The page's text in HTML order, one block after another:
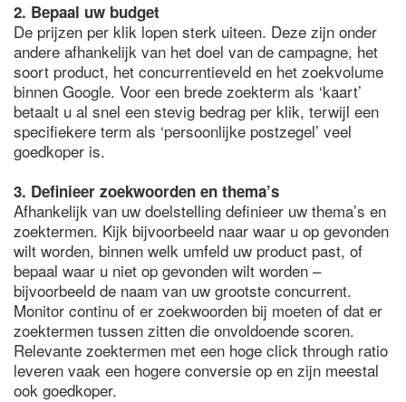
2. Bepaal uw budget
De prijzen per klik lopen sterk uiteen. Deze zijn onder
andere afhankelijk van het doel van de campagne, het
soort product, het concurrentieveld en het zoekvolume
binnen Google. Voor een brede zoekterm als ‘kaart’
betaalt u al snel een stevig bedrag per klik, terwijl een
specifiekere term als ‘persoonlijke postzegel’ veel
goedkoper is.
3. Definieer zoekwoorden en thema’s
Afhankelijk van uw doelstelling definieer uw thema’s en
zoektermen. Kijk bijvoorbeeld naar waar u op gevonden
wilt worden, binnen welk umfeld uw product past, of
bepaal waar u niet op gevonden wilt worden –
bijvoorbeeld de naam van uw grootste concurrent.
Monitor continu of er zoekwoorden bij moeten of dat er
zoektermen tussen zitten die onvoldoende scoren.
Relevante zoektermen met een hoge click through ratio
leveren vaak een hogere conversie op en zijn meestal
ook goedkoper.